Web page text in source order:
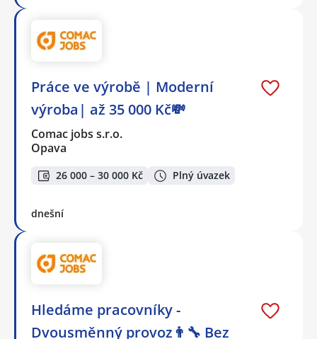
Práce ve výrobě | Moderní
výroba| až 35 000 Kč💸
Comac jobs s.r.o.
Opava
26 000 – 30 000 Kč Plný úvazek
dnešní
Hledáme pracovníky -
Dvousměnný provoz👨‍🔧 Bez